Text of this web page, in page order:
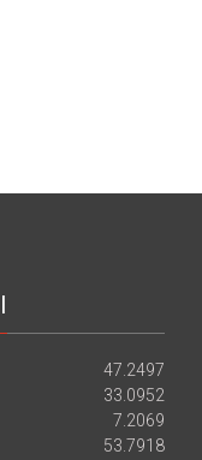
47.2497
33.0952
7.2069
53.7918